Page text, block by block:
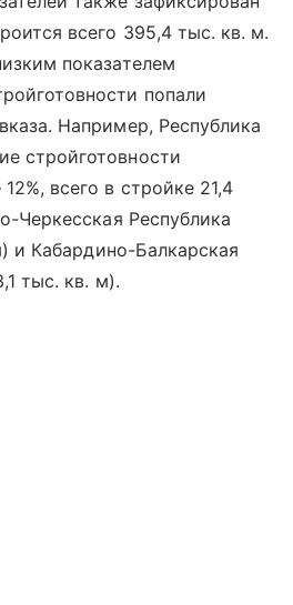
всего 395,4 тыс. кв. м.
показателем
попали
Например, Республика
стройготовности
всего в стройке 21,4
Черкесская Республика
и Кабардино-Балкарская
тыс. кв. м).